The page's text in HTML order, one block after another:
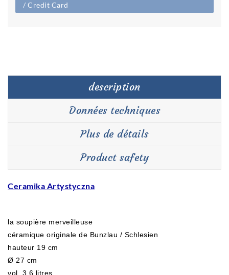
/ Credit Card
description
Données techniques
Plus de détails
Product safety
Ceramika Artystyczna
la soupière merveilleuse
céramique originale de Bunzlau / Schlesien
hauteur 19 cm
Ø 27 cm
vol. 3,6 litres